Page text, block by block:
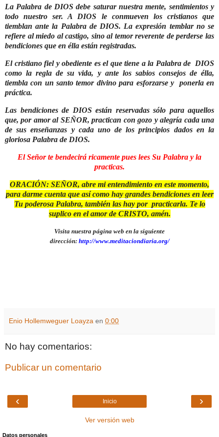
La Palabra de DIOS debe saturar nuestra mente, sentimientos y
todo nuestro ser. A DIOS le conmueven los cristianos que
tiemblan ante la Palabra de DIOS. La expresión temblar no se
refiere al miedo al castigo, sino al temor reverente de perderse las
bendiciones que en élla están registradas.
El cristiano fiel y obediente es el que tiene a la Palabra de DIOS
como la regla de su vida, y ante los sabios consejos de élla,
tiembla con un santo temor divino para esforzarse y ponerla en
práctica.
Las bendiciones de DIOS están reservadas sólo para aquellos
que, por amor al SEÑOR, practican con gozo y alegría cada una
de sus enseñanzas y cada uno de los principios dados en la
gloriosa Palabra de DIOS.
El Señor te bendecirá ricamente pues lees Su Palabra y la
practicas.
ORACIÓN: SEÑOR, abre mi entendimiento en este momento,
para darme cuenta que así como hay grandes bendiciones en leer
Tu poderosa Palabra, también las hay por practicarla. Te lo
suplico en el amor de CRISTO, amén.
Visita nuestra página web en la siguiente
dirección: http://www.meditaciondiaria.org/
Enio Hollemweguer Loayza en 0:00
No hay comentarios:
Publicar un comentario
‹ ›
Inicio
Ver versión web
Datos personales